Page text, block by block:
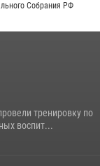
РФ
тренировку по
воспит...